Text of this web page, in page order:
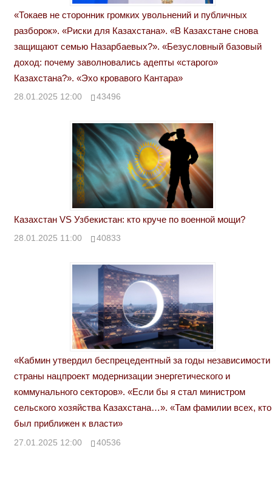
«Токаев не сторонник громких увольнений и публичных
разборок». «Риски для Казахстана». «В Казахстане снова
защищают семью Назарбаевых?». «Безусловный базовый
доход: почему заволновались адепты «старого»
Казахстана?». «Эхо кровавого Кантара»
28.01.2025 12:00 43496
Казахстан VS Узбекистан: кто круче по военной мощи?
28.01.2025 11:00 40833
«Кабмин утвердил беспрецедентный за годы независимости
страны нацпроект модернизации энергетического и
коммунального секторов». «Если бы я стал министром
сельского хозяйства Казахстана…». «Там фамилии всех, кто
был приближен к власти»
27.01.2025 12:00 40536